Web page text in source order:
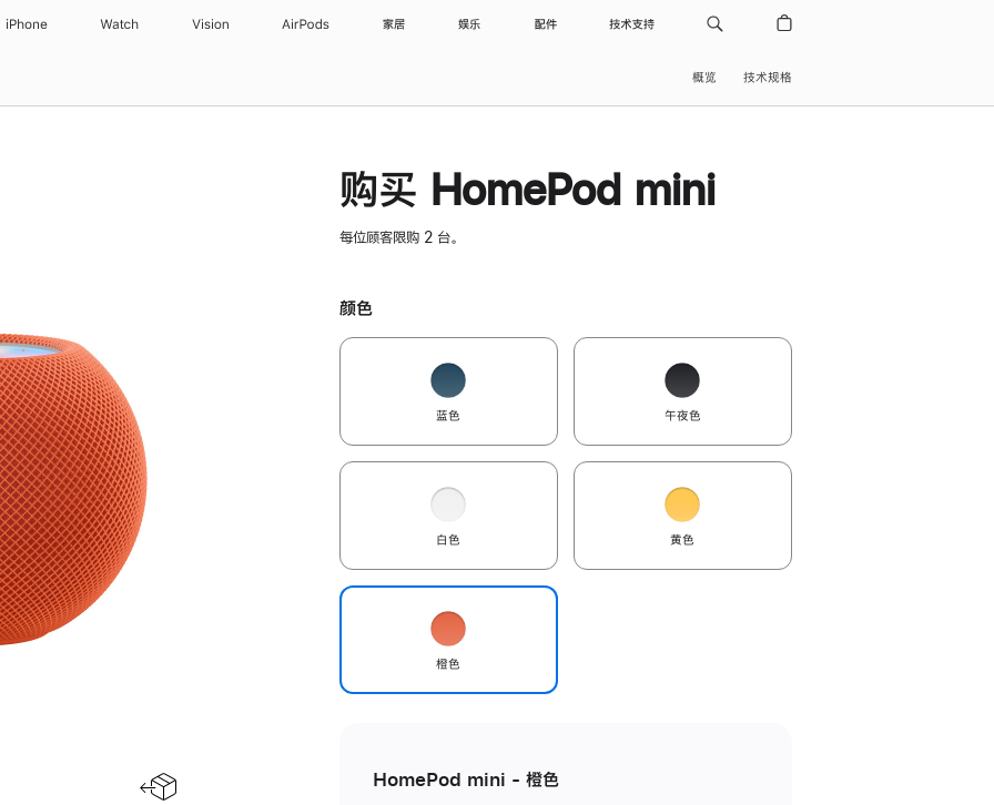
iPhone Watch Vision AirPods 家居 娱乐 配件 技术支持
概览 技术规格
购买 HomePod mini
每位顾客限购 2 台。
颜色
蓝色 午夜色
白色 黄色
橙色
HomePod mini - 橙色